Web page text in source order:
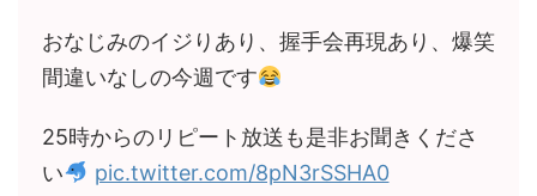
おなじみのイジりあり、握手会再現あり、爆笑
間違いなしの今週です
25時からのリピート放送も是非お聞きくださ
い
pic.twitter.com/8pN3rSSHA0